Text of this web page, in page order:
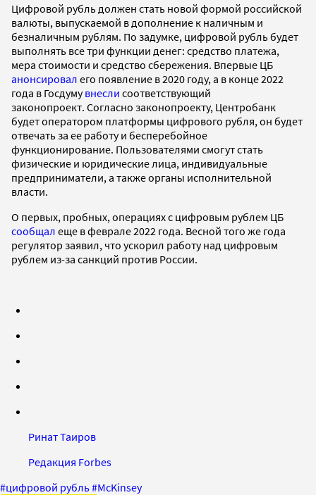
Цифровой рубль должен стать новой формой российской
валюты, выпускаемой в дополнение к наличным и
безналичным рублям. По задумке, цифровой рубль будет
выполнять все три функции денег: средство платежа,
мера стоимости и средство сбережения. Впервые ЦБ
анонсировал его появление в 2020 году, а в конце 2022
года в Госдумувнесли соответствующий
законопроект. Согласно законопроекту, Центробанк
будет оператором платформы цифрового рубля, он будет
отвечать за ее работу и бесперебойное
функционирование. Пользователями смогут стать
физические и юридические лица, индивидуальные
предприниматели, а также органы исполнительной
власти.
О первых, пробных, операциях с цифровым рублем ЦБ
сообщал еще в феврале 2022 года. Весной того же года
регулятор заявил, что ускорил работу над цифровым
рублем из-за санкций против России.
Ринат Таиров
Редакция Forbes
#цифровой рубль#McKinsey